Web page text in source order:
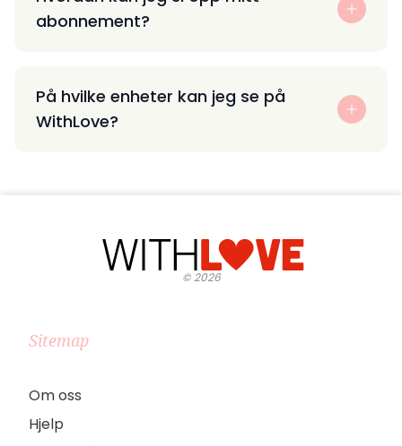
abonnement?
På hvilke enheter kan jeg se på
WithLove?
©2026
Sitemap
Om oss
Hjelp